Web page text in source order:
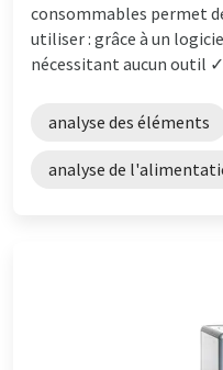
consommables permet
utiliser : grâce à un
nécessitant aucun outil
analyse des éléments
analyse de